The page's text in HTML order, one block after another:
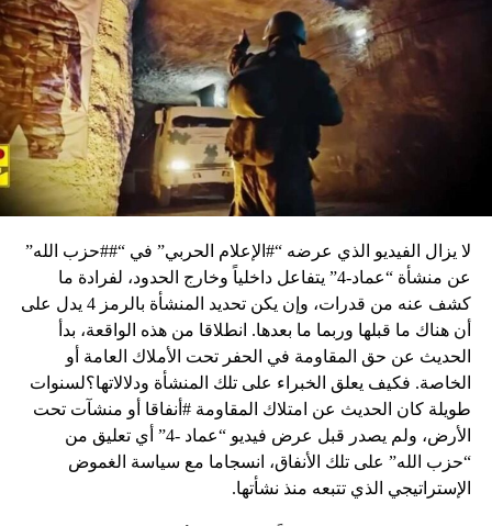
لا يزال الفيديو الذي عرضه “#الإعلام الحربي” في “##حزب الله”
عن منشأة “عماد-4” يتفاعل داخلياً وخارج الحدود، لفرادة ما
كشف عنه من قدرات، وإن يكن تحديد المنشأة بالرمز 4 يدل على
أن هناك ما قبلها وربما ما بعدها. انطلاقا من هذه الواقعة، بدأ
الحديث عن حق المقاومة في الحفر تحت الأملاك العامة أو
الخاصة. فكيف يعلق الخبراء على تلك المنشأة ودلالاتها؟لسنوات
طويلة كان الحديث عن امتلاك المقاومة #أنفاقا أو منشآت تحت
الأرض، ولم يصدر قبل عرض فيديو “عماد -4” أي تعليق من
“حزب الله” على تلك الأنفاق، انسجاما مع سياسة الغموض
الإستراتيجي الذي تتبعه منذ نشأتها.